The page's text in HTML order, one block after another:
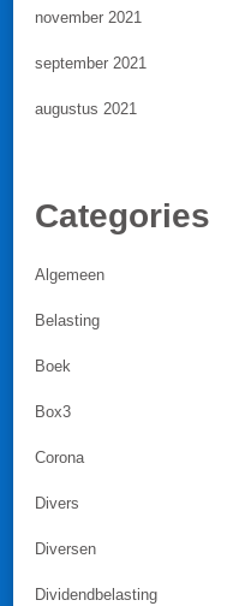
november 2021
september 2021
augustus 2021
Categories
Algemeen
Belasting
Boek
Box3
Corona
Divers
Diversen
Dividendbelasting